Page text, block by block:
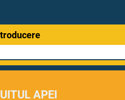
APEI